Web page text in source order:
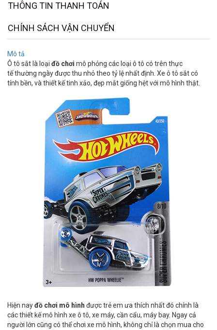
THÔNG TIN THANH TOÁN
CHÍNH SÁCH VẬN CHUYỂN
Mô tả
Ô tô sắt là loại đồ chơi mô phỏng các loại ô tô có trên thực
tế thường ngày được thu nhỏ theo tỷ lệ nhất định. Xe ô tô sắt có
tính bền, và thiết kế tinh xảo, đẹp mắt giống hệt với mô hình thật.
Hiện nayđồ chơi mô hình được trẻ em ưa thích nhất đó chính là
các thiết kế mô hình xe ô tô, xe máy, cần cẩu, máy bay. Ngay cả
người lớn cũng có thể chơi xe mô hình, không chỉ là chọn mua cho